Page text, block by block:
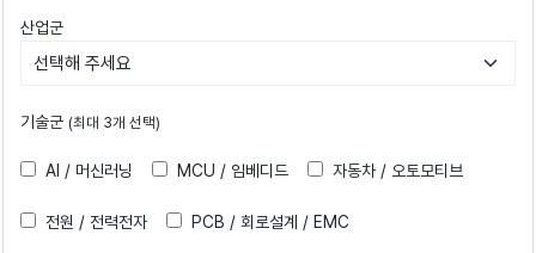
산업군
기술군 (최대 3개 선택)
AI / 머신러닝 MCU / 임베디드 자동차 / 오토모티브
전원 / 전력전자 PCB / 회로설계 / EMC